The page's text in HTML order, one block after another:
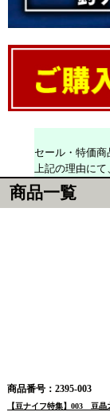
セール・特価商
上記の理由に
商品一覧
商品番号：2395-003
【豆ナイフ特集】003 豆